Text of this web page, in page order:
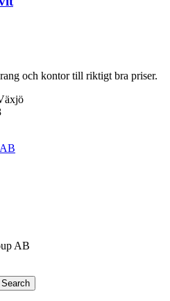
och kontor till riktigt bra priser.
AB
Search